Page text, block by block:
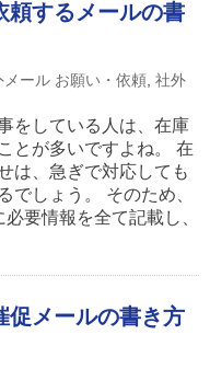
頼するメールの書
メール お願い・依頼 社外
をしている人は、在庫
とが多いですよね。 在
は、急ぎで対応しても
でしょう。 そのため、
要情報を全て記載し、
促メールの書き方